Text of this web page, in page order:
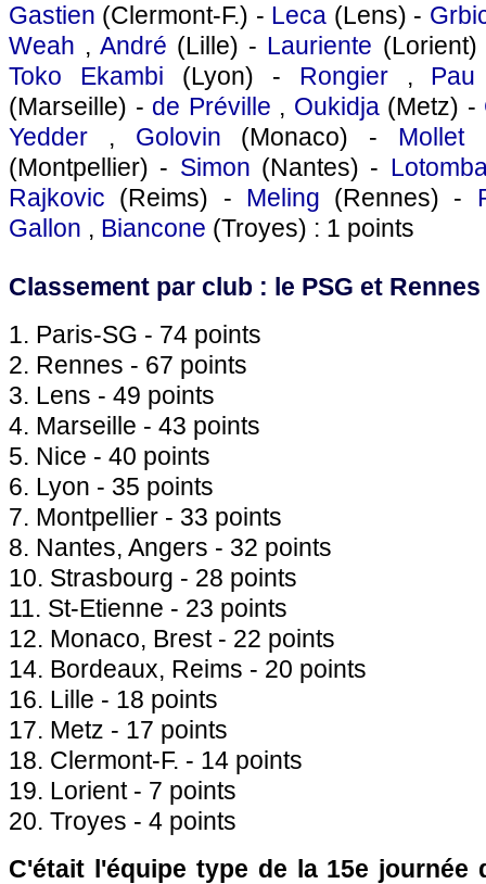
Gastien (Clermont-F.) - Leca (Lens) -
Weah ,André (Lille) - Lauriente
Toko Ekambi (Lyon) - Rongier,
(Marseille) - de Préville , Oukidja(Metz) -
Yedder , Golovin (Monaco) - Mollet
(Montpellier) - Simon (Nantes) -
Rajkovic (Reims) - Meling (Rennes) -
Gallon , Biancone (Troyes) : 1 points
Classement par club : le PSG et
1. Paris-SG - 74 points
2. Rennes - 67 points
3. Lens - 49 points
4. Marseille - 43 points
5. Nice - 40 points
6. Lyon - 35 points
7. Montpellier - 33 points
8. Nantes, Angers - 32 points
10. Strasbourg - 28 points
11. St-Etienne - 23 points
12. Monaco, Brest - 22 points
14. Bordeaux, Reims - 20 points
16. Lille - 18 points
17. Metz - 17 points
18. Clermont-F. - 14 points
19. Lorient - 7 points
20. Troyes - 4 points
C'était l'équipe type de la 15e journée